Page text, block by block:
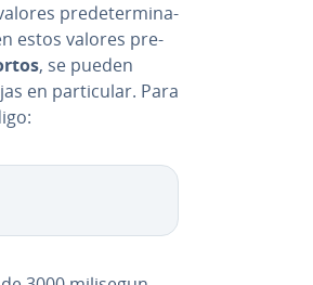
pre­de­te­r­mi­na­
estos valores pre­
, se pueden
en pa­r­ti­cu­lar. Para